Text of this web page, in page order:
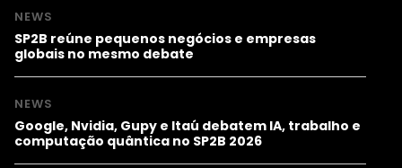
NEWS
SP2B reúne pequenos negócios e empresas
globais no mesmo debate
NEWS
Google, Nvidia, Gupy e Itaú debatem IA, trabalho e
computação quântica no SP2B 2026